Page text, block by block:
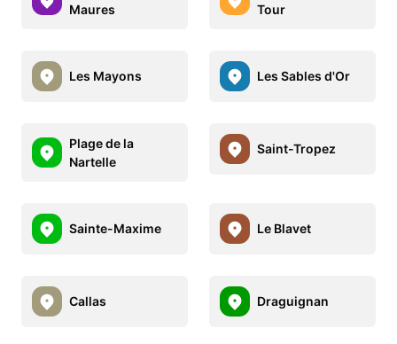
Maures
Tour
Les Mayons Les Sables d'Or
Plage de la
Nartelle
Saint-Tropez
Sainte-Maxime Le Blavet
Callas Draguignan